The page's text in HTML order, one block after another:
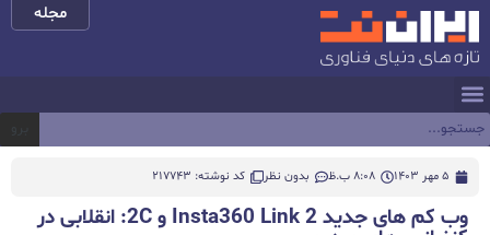
مجله
5 مهر 1403 8:08 ب.ظ بدون نظر کد نوشته: 217743
وب کم های جدید Insta360 Link 2 و 2C: انقلابی در